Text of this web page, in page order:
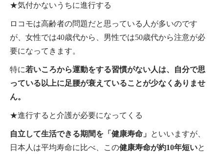
★気付かないうちに進行する
ロコモは高齢者の問題だと思っている人が多いのです
が、女性では40歳代から、男性では50歳代から注意が必
要になってきます。
特に若いころから運動をする習慣がない人は、自分で思
っている以上に足腰が衰えていることが少なくありませ
ん。
★進行すると介護が必要になってくる
自立して生活できる期間を「健康寿命」
といいますが、
日本人は平均寿命に比べ、この健康寿命が約10年短いと